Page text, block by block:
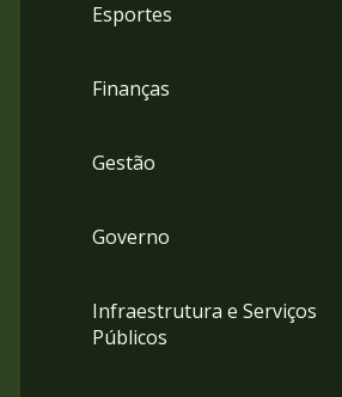
Esportes
Finanças
Gestão
Governo
Infraestrutura e Serviços
Públicos